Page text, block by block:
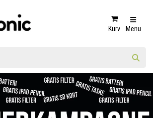
Kurv Menu